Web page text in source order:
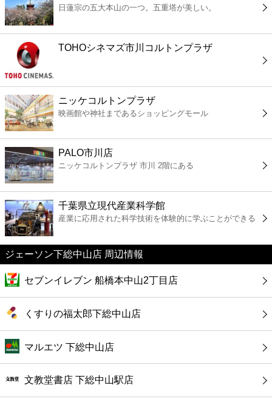
スーパー
エンタメ
レジャー
書店
ファミレス
ファーストフード
カフェ
ショッピング
銀行
公共
病院
日蓮宗の五大本山の一つ。五重塔が美しい。
TOHOシネマズ市川コルトンプラザ
ニッケコルトンプラザ
映画館や神社まであるショッピングモール
PALO市川店
ニッケコルトンプラザ 市川 2階にある
千葉県立現代産業科学館
産業に応用された科学技術を体験的に学ぶことができる
ジェーソン下総中山店 周辺情報
セブンイレブン 船橋本中山2丁目店
くすりの福太郎下総中山店
マルエツ 下総中山店
文教堂書店 下総中山駅店